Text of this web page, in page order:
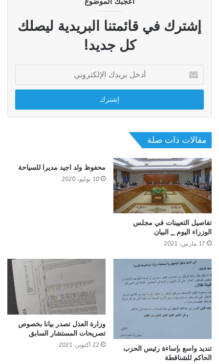
إشترك في قائمتنا البريدية ليصلك
كل جديد!
بريدك
الإلكتروني
مقالات ذات صلة
تفاصيل التعيينات في مجلس
الوزراء اليوم _ البيان
17 مارس، 2021
محفوظ ولد اجيد مديرا للسياحة
10 يوليو، 2020
تنديد واسع بإساءة رئيس الحزب
الحاكم للشناقطة
وزارة العدل تصدر بيانا بخصوص
تصريحات المستشار السابق
22 أكتوبر، 2021